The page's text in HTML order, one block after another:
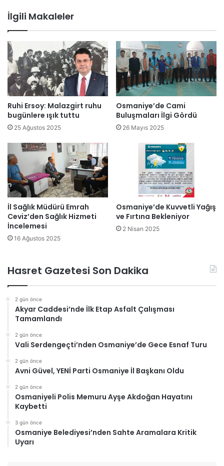
İlgili Makaleler
Ruhi Ersoy: Malazgirt ruhu
bugünlere ışık tuttu
25 Ağustos 2025
Osmaniye’de Cami
Buluşmaları İlgi Gördü
26 Mayıs 2025
İl Sağlık Müdürü Emrah
Ceviz’den Sağlık Hizmeti
İncelemesi
16 Ağustos 2025
Osmaniye’de Kuvvetli Yağış
ve Fırtına Bekleniyor
2 Nisan 2025
Hasret Gazetesi Son Dakika
2 gün önce
Akyar Caddesi’nde İlk Etap Asfalt Çalışması
Tamamlandı
2 gün önce
Vali Serdengeçti’nden Osmaniye’de Gece Esnaf Turu
2 gün önce
Avni Güvel, YENİ Parti Osmaniye İl Başkanı Oldu
2 gün önce
Osmaniyeli Polis Memuru Ayşe Akdoğan Hayatını
Kaybetti
3 gün önce
Osmaniye Belediyesi’nden Sahte Aramalara Kritik
Uyarı